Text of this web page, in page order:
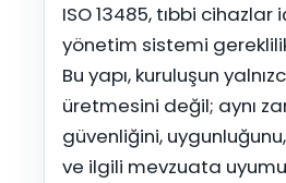
ISO 13485, tıbbi cihazlar
yönetim sistemi
Bu yapı, kuruluşun
üretmesini değil; aynı
güvenliğini,
ve ilgili mevzuata